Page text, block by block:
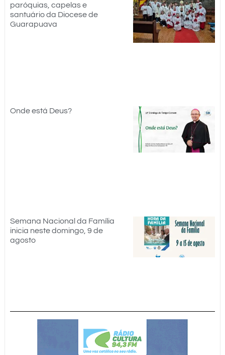
paróquias, capelas e
santuário da Diocese de
Guarapuava
Onde está Deus?
Semana Nacional da Família
inicia neste domingo, 9 de
agosto